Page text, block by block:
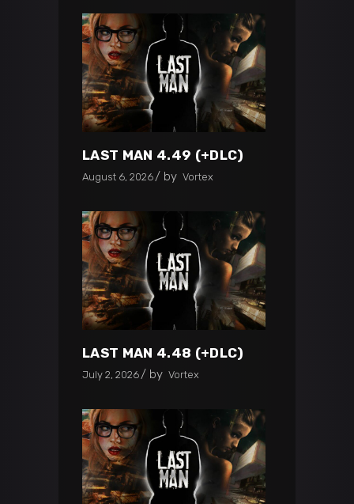
LAST MAN 4.49 (+DLC)
August 6, 2026 by Vortex
LAST MAN 4.48 (+DLC)
July 2, 2026 by Vortex